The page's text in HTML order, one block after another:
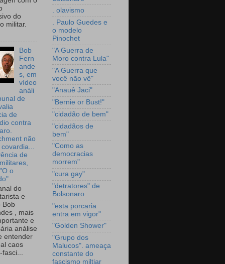
do
militar.
Bob
Fern
ande
s, em
vídeo
análi
de
de
contra
não
de
o
do
e
Bob
, mais
e
análise
entender
caos
. olavismo
. Paulo Guedes e
o modelo
Pinochet
"A Guerra de
Moro contra Lula"
"A Guerra que
você não vê"
"Anauê Jaci"
"Bernie or Bust!"
"cidadão de bem"
"cidadãos de
bem"
"Como as
democracias
morrem"
"cura gay"
"detratores" de
Bolsonaro
"esta porcaria
entra em vigor"
"Golden Shower"
"Grupo dos
Malucos". ameaça
constante do
fascismo miltiar